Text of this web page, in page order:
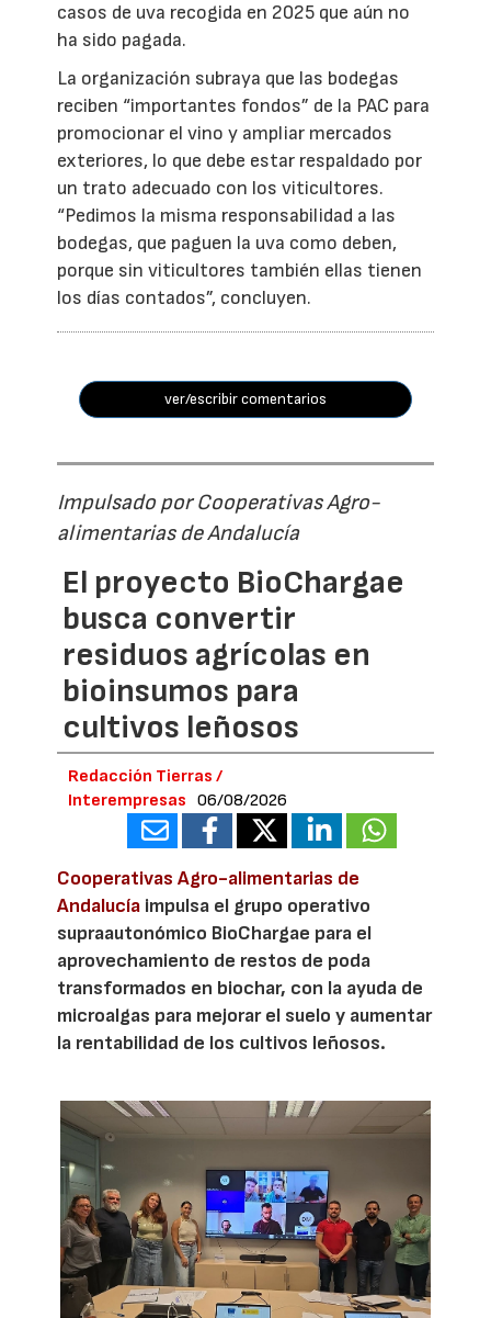
casos de uva recogida en 2025 que aún no
ha sido pagada.
La organización subraya que las bodegas
reciben “importantes fondos” de la PAC para
promocionar el vino y ampliar mercados
exteriores, lo que debe estar respaldado por
un trato adecuado con los viticultores.
“Pedimos la misma responsabilidad a las
bodegas, que paguen la uva como deben,
porque sin viticultores también ellas tienen
los días contados”, concluyen.
ver/escribir comentarios
Impulsado por Cooperativas Agro-
alimentarias de Andalucía
El proyecto BioChargae
busca convertir
residuos agrícolas en
bioinsumos para
cultivos leñosos
Redacción Tierras /
Interempresas
06/08/2026
Cooperativas Agro-alimentarias de
Andalucía impulsa el grupo operativo
supraautonómico BioChargae para el
aprovechamiento de restos de poda
transformados en biochar, con la ayuda de
microalgas para mejorar el suelo y aumentar
la rentabilidad de los cultivos leñosos.